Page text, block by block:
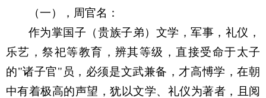
（一），周官名：
作为掌国子（贵族子弟）文学，军事，礼仪，
乐艺，祭祀等教育，辨其等级，直接受命于太子
的"诸子官" 员，必须是文武兼备，才高愽学，在朝
中有着极高的声望，犹以文学、礼仪为著者，且阅